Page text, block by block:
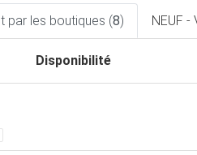
par les boutiques (8) NEUF -
Disponibilité